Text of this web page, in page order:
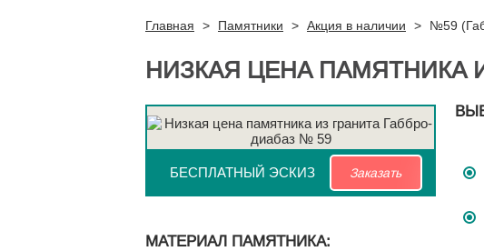
Главная > Памятники > Акция в наличии > №59
НИЗКАЯ ЦЕНА ПАМЯТНИКА
БЕСПЛАТНЫЙ ЭСКИЗ Заказать
МАТЕРИАЛ ПАМЯТНИКА: